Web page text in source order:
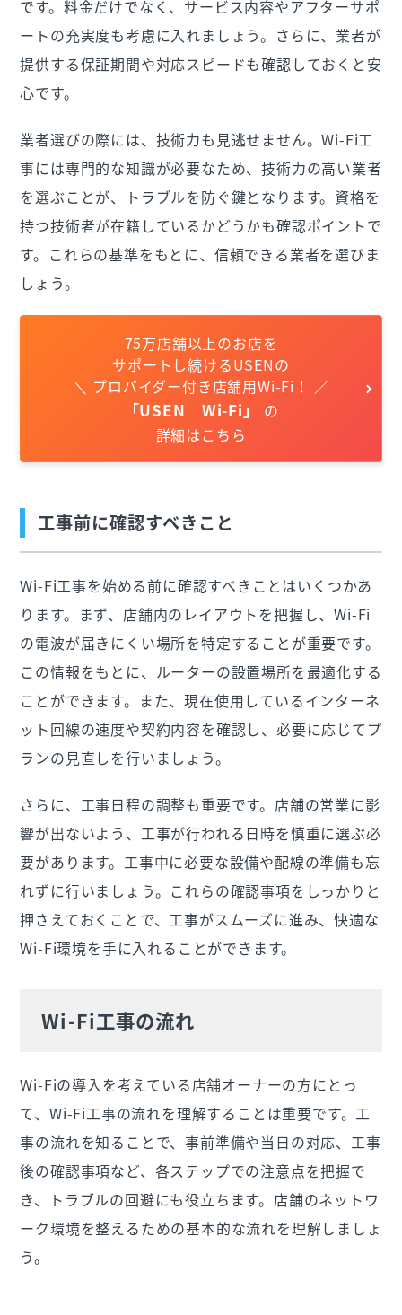
です。料金だけでなく、サービス内容やアフターサポ
ートの充実度も考慮に入れましょう。さらに、業者が
提供する保証期間や対応スピードも確認しておくと安
心です。
業者選びの際には、技術力も見逃せません。Wi-Fi工
事には専門的な知識が必要なため、技術力の高い業者
を選ぶことが、トラブルを防ぐ鍵となります。資格を
持つ技術者が在籍しているかどうかも確認ポイントで
す。これらの基準をもとに、信頼できる業者を選びま
しょう。
75万店舗以上のお店を
サポートし続けるUSENの
＼ プロバイダー付き店舗用Wi-Fi！ ／
「USEN Wi-Fi」 の
詳細はこちら
工事前に確認すべきこと
Wi-Fi工事を始める前に確認すべきことはいくつかあ
ります。まず、店舗内のレイアウトを把握し、Wi-Fi
の電波が届きにくい場所を特定することが重要です。
この情報をもとに、ルーターの設置場所を最適化する
ことができます。また、現在使用しているインターネ
ット回線の速度や契約内容を確認し、必要に応じてプ
ランの見直しを行いましょう。
さらに、工事日程の調整も重要です。店舗の営業に影
響が出ないよう、工事が行われる日時を慎重に選ぶ必
要があります。工事中に必要な設備や配線の準備も忘
れずに行いましょう。これらの確認事項をしっかりと
押さえておくことで、工事がスムーズに進み、快適な
Wi-Fi環境を手に入れることができます。
Wi-Fi工事の流れ
Wi-Fiの導入を考えている店舗オーナーの方にとっ
て、Wi-Fi工事の流れを理解することは重要です。工
事の流れを知ることで、事前準備や当日の対応、工事
後の確認事項など、各ステップでの注意点を把握で
き、トラブルの回避にも役立ちます。店舗のネットワ
ーク環境を整えるための基本的な流れを理解しましょ
う。